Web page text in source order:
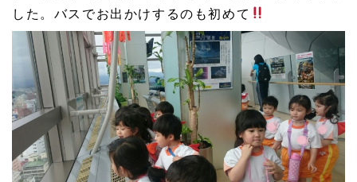
した。バスでお出かけするのも初めて